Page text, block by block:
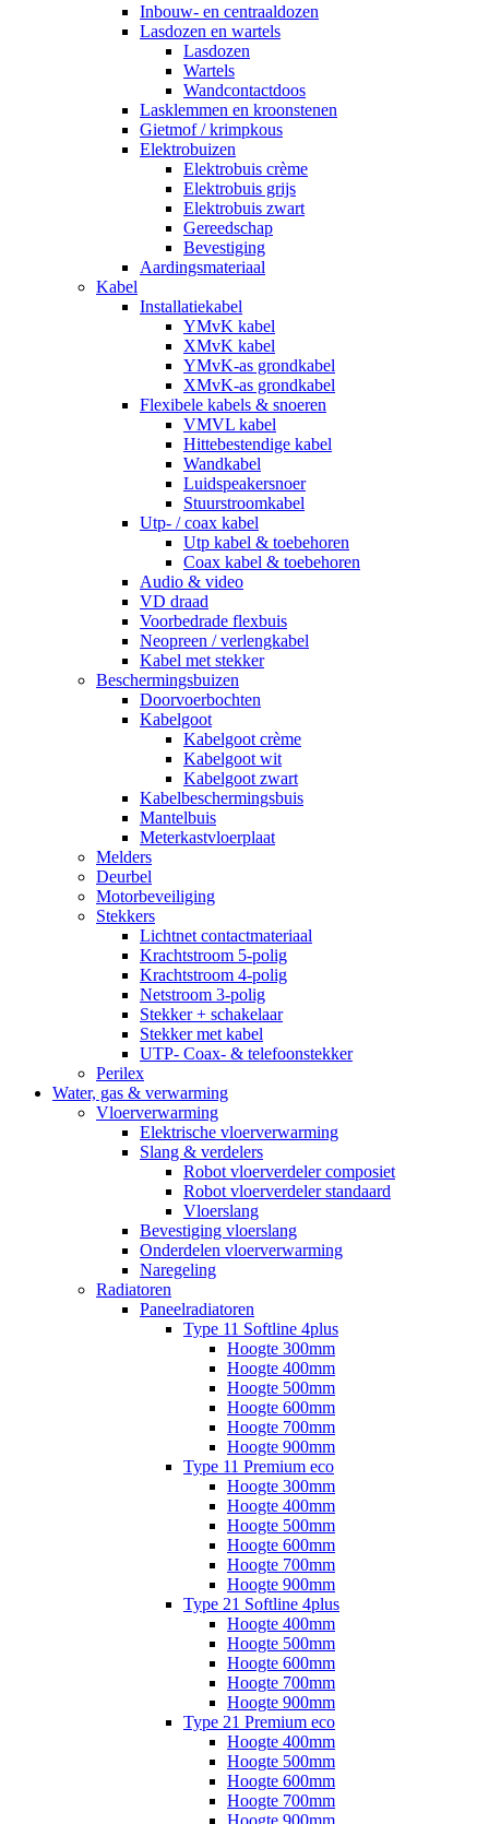
Inbouw- en centraaldozen
Lasdozen en wartels
Lasdozen
Wartels
Wandcontactdoos
Lasklemmen en kroonstenen
Gietmof / krimpkous
Elektrobuizen
Elektrobuis crème
Elektrobuis grijs
Elektrobuis zwart
Gereedschap
Bevestiging
Aardingsmateriaal
Kabel
Installatiekabel
YMvK kabel
XMvK kabel
YMvK-as grondkabel
XMvK-as grondkabel
Flexibele kabels & snoeren
VMVL kabel
Hittebestendige kabel
Wandkabel
Luidspeakersnoer
Stuurstroomkabel
Utp- / coax kabel
Utp kabel & toebehoren
Coax kabel & toebehoren
Audio & video
VD draad
Voorbedrade flexbuis
Neopreen / verlengkabel
Kabel met stekker
Beschermingsbuizen
Doorvoerbochten
Kabelgoot
Kabelgoot crème
Kabelgoot wit
Kabelgoot zwart
Kabelbeschermingsbuis
Mantelbuis
Meterkastvloerplaat
Melders
Deurbel
Motorbeveiliging
Stekkers
Lichtnet contactmateriaal
Krachtstroom 5-polig
Krachtstroom 4-polig
Netstroom 3-polig
Stekker + schakelaar
Stekker met kabel
UTP- Coax- & telefoonstekker
Perilex
Water, gas & verwarming
Vloerverwarming
Elektrische vloerverwarming
Slang & verdelers
Robot vloerverdeler composiet
Robot vloerverdeler standaard
Vloerslang
Bevestiging vloerslang
Onderdelen vloerverwarming
Naregeling
Radiatoren
Paneelradiatoren
Type 11 Softline 4plus
Hoogte 300mm
Hoogte 400mm
Hoogte 500mm
Hoogte 600mm
Hoogte 700mm
Hoogte 900mm
Type 11 Premium eco
Hoogte 300mm
Hoogte 400mm
Hoogte 500mm
Hoogte 600mm
Hoogte 700mm
Hoogte 900mm
Type 21 Softline 4plus
Hoogte 400mm
Hoogte 500mm
Hoogte 600mm
Hoogte 700mm
Hoogte 900mm
Type 21 Premium eco
Hoogte 400mm
Hoogte 500mm
Hoogte 600mm
Hoogte 700mm
Hoogte 900mm